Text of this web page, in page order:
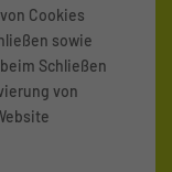
Cookies
sowie
Schließen
von